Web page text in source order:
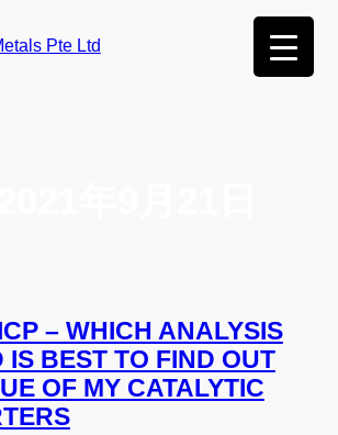
Pte Ltd
– WHICH ANALYSIS
IS BEST TO FIND OUT
OF MY CATALYTIC